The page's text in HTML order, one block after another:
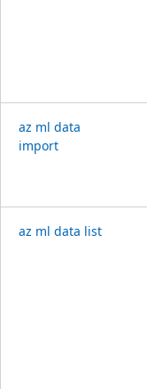
az ml data
import
az ml data list